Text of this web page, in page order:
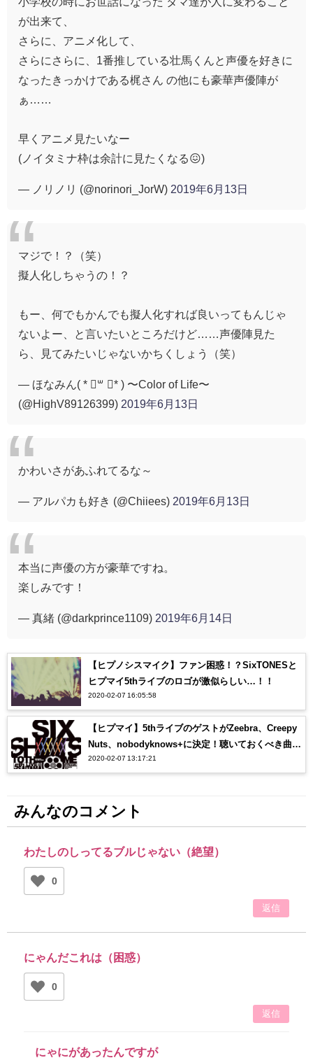
が出来て、
さらに、アニメ化して、
さらにさらに、1番推している壮馬くんと声優を好きに
なったきっかけである梶さん の他にも豪華声優陣が
ぁ……
早くアニメ見たいなー
(ノイタミナ枠は余計に見たくなる😖)
— ノリノリ (@norinori_JorW) 2019年6月13日
マジで！？（笑）
擬人化しちゃうの！？
もー、何でもかんでも擬人化すれば良いってもんじゃ
ないよー、と言いたいところだけど……声優陣見た
ら、見てみたいじゃないかちくしょう（笑）
— ほなみん( * ॑꒳ ॑* ) 〜Color of Life〜
(@HighV89126399) 2019年6月13日
かわいさがあふれてるな～
— アルパカも好き (@Chiiees) 2019年6月13日
本当に声優の方が豪華ですね。
楽しみです！
— 真緒 (@darkprince1109) 2019年6月14日
【ヒプノシスマイク】ファン困惑！？SixTONESと
ヒプマイ5thライブのロゴが激似らしい…！！
2020-02-07 16:05:58
【ヒプマイ】5thライブのゲストがZeebra、Creepy
Nuts、nobodyknows+に決定！聴いておくべき曲
は？？
2020-02-07 13:17:21
みんなのコメント
わたしのしってるブルじゃない（絶望）
0
返信
にゃんだこれは（困惑）
0
返信
にゃにがあったんですが